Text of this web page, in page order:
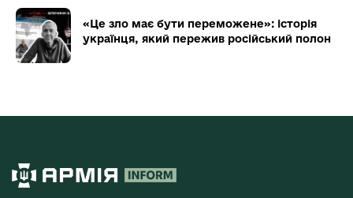
«Це зло має бути переможене»: історія
українця, який пережив російський полон